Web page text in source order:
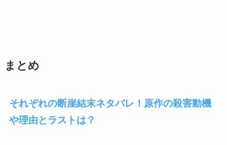
まとめ
それぞれの断崖結末ネタバレ！原作の殺害動機
や理由とラストは？